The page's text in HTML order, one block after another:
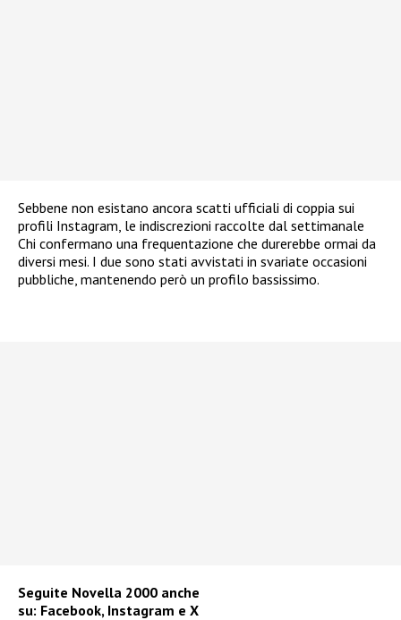
Sebbene non esistano ancora scatti ufficiali di coppia sui
profili Instagram, le indiscrezioni raccolte dal settimanale
Chi confermano una frequentazione che durerebbe ormai da
diversi mesi. I due sono stati avvistati in svariate occasioni
pubbliche, mantenendo però un profilo bassissimo.
Seguite Novella 2000 anche
su: Facebook, Instagram e X